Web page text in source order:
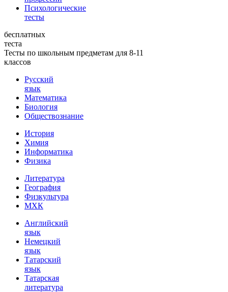
Психологические
тесты
бесплатных
теста
Тесты по школьным предметам для 8-11
классов
Русский
язык
Математика
Биология
Обществознание
История
Химия
Информатика
Физика
Литература
География
Физкультура
МХК
Английский
язык
Немецкий
язык
Татарский
язык
Татарская
литература